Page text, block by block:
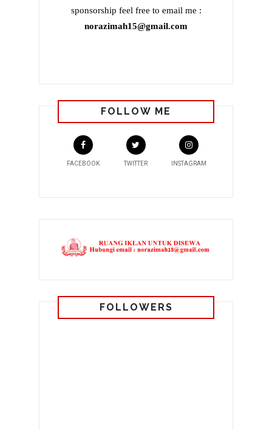
sponsorship feel free to email me :
norazimah15@gmail.com
FOLLOW ME
FACEBOOK TWITTER INSTAGRAM
FOLLOWERS